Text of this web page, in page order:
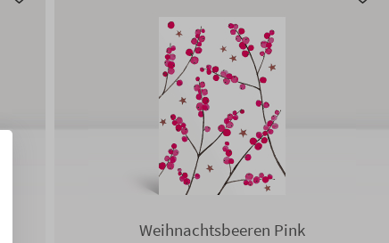
Weihnachtsbeeren Pink